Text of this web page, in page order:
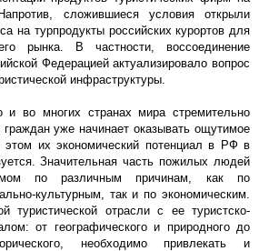
сложившиеся условия открыли
на турпродукты российских курортов для
рынка. В частности, воссоединение
Федерацией актуализировало вопрос
инфраструктуры.
во многих странах мира стремительно
уже начинает оказывать ощутимое
их экономический потенциал в РФ в
Значительная часть пожилых людей
по различным причинам, как по
культурным, так и по экономическим.
туристической отрасли с ее туристско-
от географического и природного до
необходимо привлекать и